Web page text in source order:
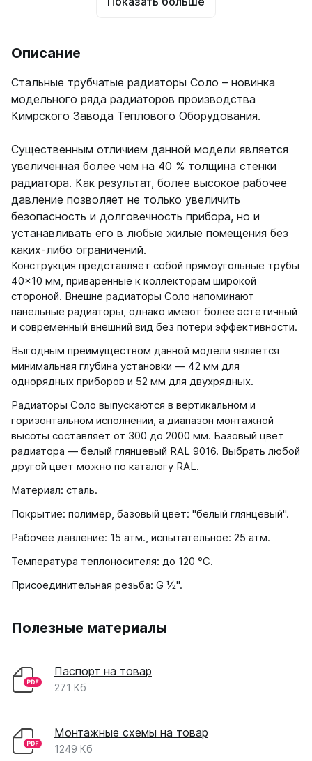
Описание
Стальные трубчатые радиаторы Соло – новинка
модельного ряда радиаторов производства
Кимрского Завода Теплового Оборудования.
Существенным отличием данной модели является
увеличенная более чем на 40 % толщина стенки
радиатора. Как результат, более высокое рабочее
давление позволяет не только увеличить
безопасность и долговечность прибора, но и
устанавливать его в любые жилые помещения без
каких-либо ограничений.
Конструкция представляет собой прямоугольные трубы
40×10 мм, приваренные к коллекторам широкой
стороной. Внешне радиаторы Соло напоминают
панельные радиаторы, однако имеют более эстетичный
и современный внешний вид без потери эффективности.
Выгодным преимуществом данной модели является
минимальная глубина установки ― 42 мм для
однорядных приборов и 52 мм для двухрядных.
Радиаторы Соло выпускаются в вертикальном и
горизонтальном исполнении, а диапазон монтажной
высоты составляет от 300 до 2000 мм. Базовый цвет
радиатора — белый глянцевый RAL 9016. Выбрать любой
другой цвет можно по каталогу RAL.
Материал: сталь.
Покрытие: полимер, базовый цвет: "белый глянцевый".
Рабочее давление: 15 атм., испытательное: 25 атм.
Температура теплоносителя: до 120 °С.
Присоединительная резьба: G ½".
Полезные материалы
Паспорт на товар
271 Кб
Монтажные схемы на товар
1249 Кб